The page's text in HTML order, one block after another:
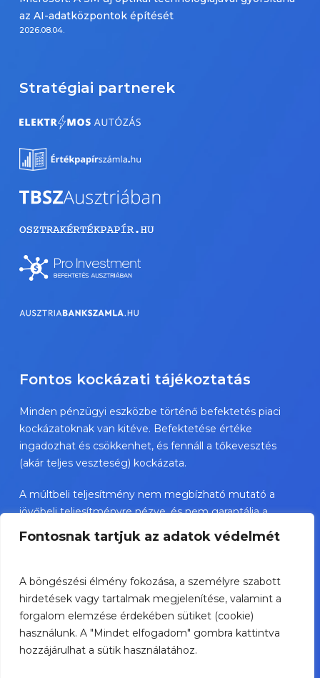
Fontosnak tartjuk az adatok védelmét
A böngészési élmény fokozása, a személyre szabott
hirdetések vagy tartalmak megjelenítése, valamint a
forgalom elemzése érdekében sütiket (cookie)
használunk. A "Mindet elfogadom" gombra kattintva
hozzájárulhat a sütik használatához.
az AI-adatközpontok építését
2026.08.04.
Stratégiai partnerek
Fontos kockázati tájékoztatás
Minden pénzügyi eszközbe történő befektetés piaci
kockázatoknak van kitéve. Befektetése értéke
ingadozhat és csökkenhet, és fennáll a tőkevesztés
(akár teljes veszteség) kockázata.
A múltbeli teljesítmény nem megbízható mutató a
jövőbeli teljesítményre nézve, és nem garantálja a
jövőbeli sikereket.
függ és változhat.
A bemutatott értékpapírok nem személyre szóló
befektetési ajánlások, és jelentős kockázatot
hordozhatnak.